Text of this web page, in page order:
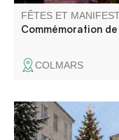
FÊTES ET
Commémoration
COLMARS
Artisanat, produits